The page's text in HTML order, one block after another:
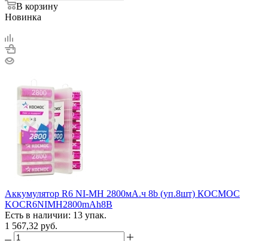
В корзину
Новинка
Аккумулятор R6 NI-MH 2800мА.ч 8b (уп.8шт) КОСМОС
KOCR6NIMH2800mAh8B
Есть в наличии: 13 упак.
1 567,32 руб.